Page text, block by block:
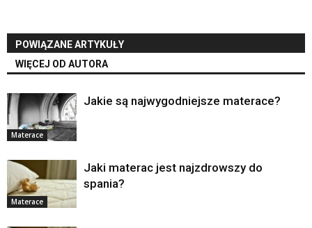
POWIĄZANE ARTYKUŁY
WIĘCEJ OD AUTORA
Materace
Jakie są najwygodniejsze materace?
Materace
Jaki materac jest najzdrowszy do
spania?